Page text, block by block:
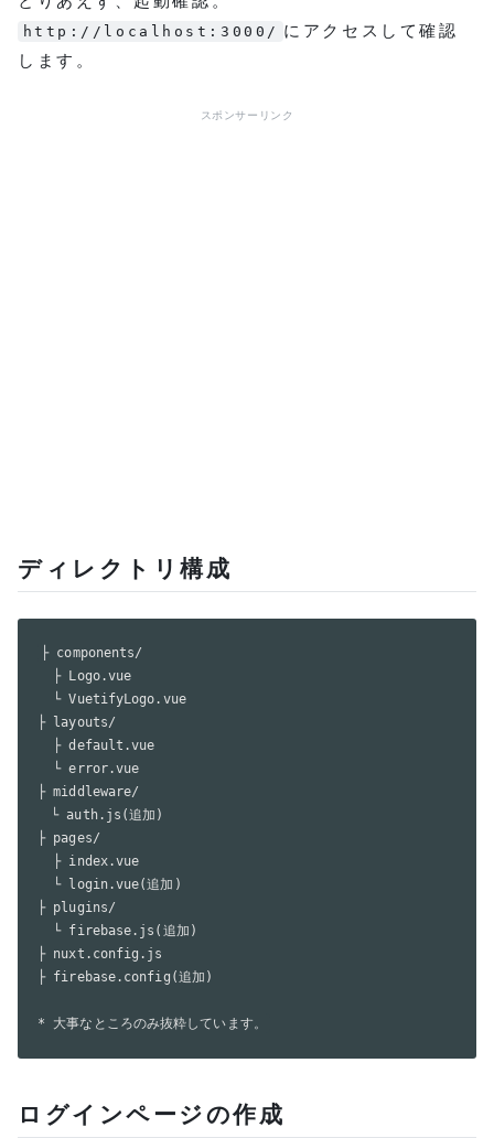
http://localhost:3000/ にアクセスして確認
します。
スポンサーリンク
ディレクトリ構成
├ components/
  ├ Logo.vue
  └ VuetifyLogo.vue
├ layouts/
  ├ default.vue
  └ error.vue
├ middleware/
└ auth.js(追加)
├ pages/
  ├ index.vue
  └ login.vue(追加)
├ plugins/
  └ firebase.js(追加)
├ nuxt.config.js
├ firebase.config(追加)
* 大事なところのみ抜粋しています。
ログインページの作成